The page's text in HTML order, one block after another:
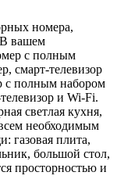
номера,
вашем
с полным
смарт-телевизор
с полным набором
и Wi-Fi.
светлая кухня,
необходимым
газовая плита,
большой стол,
просторностью и